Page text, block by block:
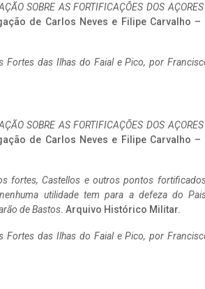
SOBRE AS FORTIFICAÇÕES DOS
de Carlos Neves e Filipe Carvalho
Fortes das Ilhas do Faial e Pico, por
SOBRE AS FORTIFICAÇÕES DOS
de Carlos Neves e Filipe Carvalho
fortes, Castellos e outros pontos
utilidade tem para a defeza do
de Bastos. Arquivo Histórico Militar.
Fortes das Ilhas do Faial e Pico, por